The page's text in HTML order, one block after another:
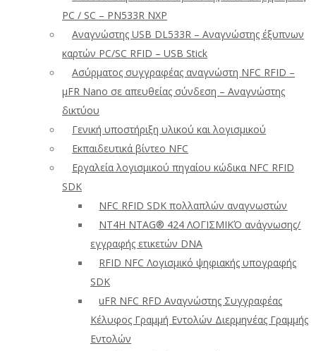
PC / SC – PN533R NXP
Αναγνώστης USB DL533R – Αναγνώστης έξυπνων
καρτών PC/SC RFID – USB Stick
Ασύρματος συγγραφέας αναγνώστη NFC RFID –
μFR Nano σε απευθείας σύνδεση – Αναγνώστης
δικτύου
Γενική υποστήριξη υλικού και λογισμικού
Εκπαιδευτικά βίντεο NFC
Εργαλεία λογισμικού πηγαίου κώδικα NFC RFID
SDK
NFC RFID SDK πολλαπλών αναγνωστών
NT4H NTAG® 424 ΛΟΓΙΣΜΙΚΌ ανάγνωσης/
εγγραφής ετικετών DNA
RFID NFC Λογισμικό ψηφιακής υπογραφής
SDK
uFR NFC RFD Αναγνώστης Συγγραφέας
Κέλυφος Γραμμή Εντολών Διερμηνέας Γραμμής
Εντολών